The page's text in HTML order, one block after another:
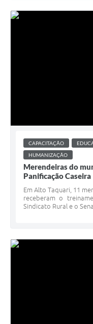
CAPACITAÇÃO
HUMANIZAÇÃO
Merendeiras do
Panificação Caseira
Em Alto Taquari, 11
receberam o
Sindicato Rural e o